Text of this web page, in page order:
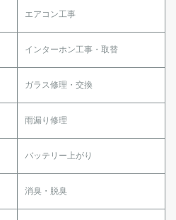
エアコン工事
インターホン工事・取替
ガラス修理・交換
雨漏り修理
バッテリー上がり
消臭・脱臭